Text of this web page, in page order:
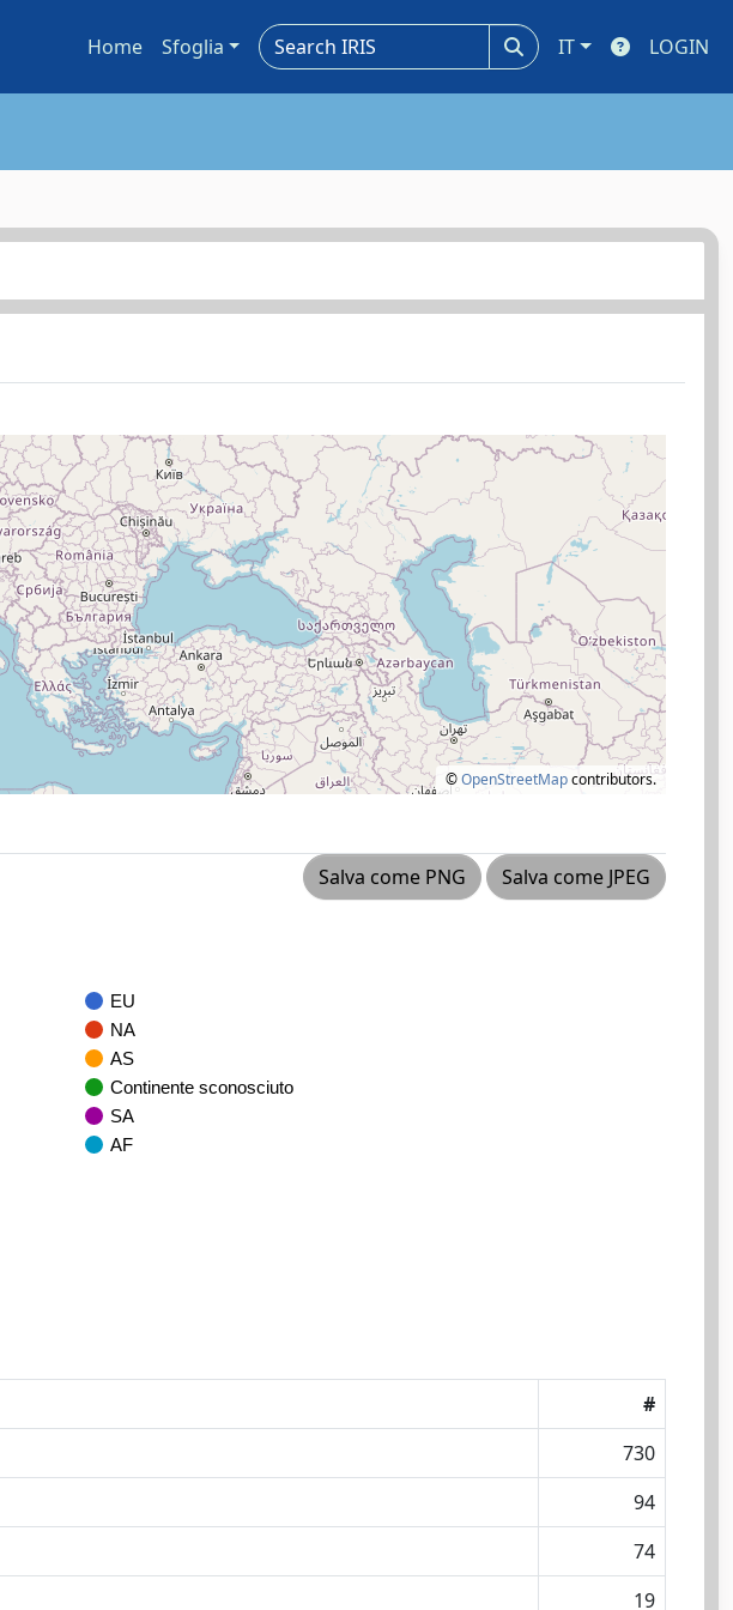
Home Sfoglia IT LOGIN
©OpenStreetMapcontributors.
Salva come PNG
Salva come JPEG
EU
NA
AS
Continente sconosciuto
SA
AF
#
730
94
74
19